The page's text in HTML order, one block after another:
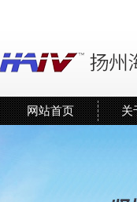
网站首页 关